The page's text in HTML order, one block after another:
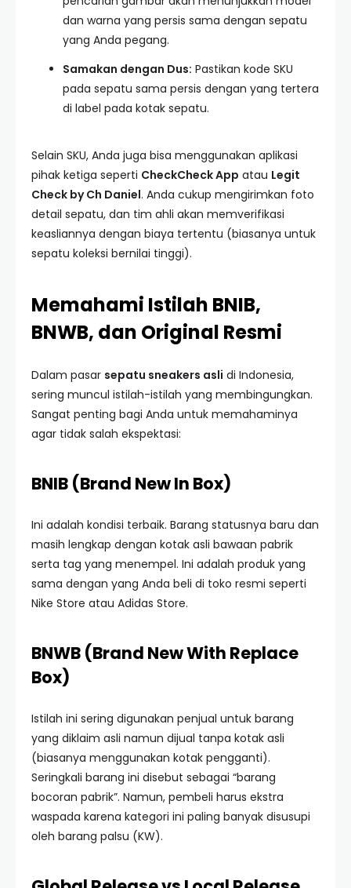
dan warna yang persis sama dengan sepatu
yang Anda pegang.
Samakan dengan Dus: Pastikan kode SKU
pada sepatu sama persis dengan yang tertera
di label pada kotak sepatu.
Selain SKU, Anda juga bisa menggunakan aplikasi
pihak ketiga seperti CheckCheck App atau Legit
Check by Ch Daniel. Anda cukup mengirimkan foto
detail sepatu, dan tim ahli akan memverifikasi
keasliannya dengan biaya tertentu (biasanya untuk
sepatu koleksi bernilai tinggi).
Memahami Istilah BNIB,
BNWB, dan Original Resmi
Dalam pasar sepatu sneakers asli di Indonesia,
sering muncul istilah-istilah yang membingungkan.
Sangat penting bagi Anda untuk memahaminya
agar tidak salah ekspektasi:
BNIB (Brand New In Box)
Ini adalah kondisi terbaik. Barang statusnya baru dan
masih lengkap dengan kotak asli bawaan pabrik
serta tag yang menempel. Ini adalah produk yang
sama dengan yang Anda beli di toko resmi seperti
Nike Store atau Adidas Store.
BNWB (Brand New With Replace
Box)
Istilah ini sering digunakan penjual untuk barang
yang diklaim asli namun dijual tanpa kotak asli
(biasanya menggunakan kotak pengganti).
Seringkali barang ini disebut sebagai “barang
bocoran pabrik”. Namun, pembeli harus ekstra
waspada karena kategori ini paling banyak disusupi
oleh barang palsu (KW).